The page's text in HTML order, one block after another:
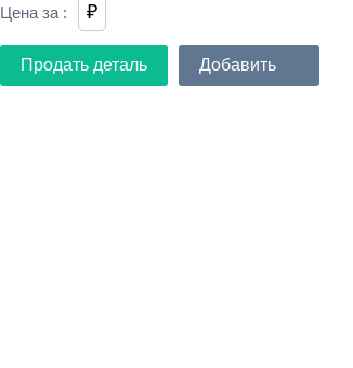
Цена за : ₽
Продать деталь Добавить